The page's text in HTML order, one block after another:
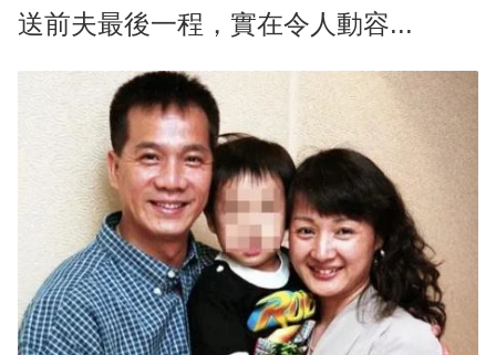
送前夫最後一程，實在令人動容...